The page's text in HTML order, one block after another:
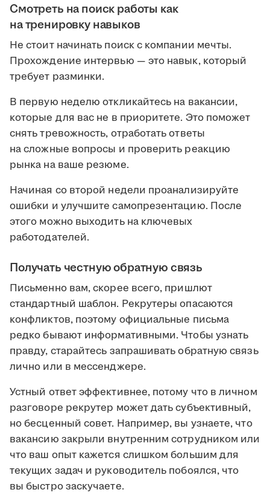
Смотреть на поиск работы как
на тренировку навыков
Не стоит начинать поиск с компании мечты.
Прохождение интервью — это навык, который
требует разминки.
В первую неделю откликайтесь на вакансии,
которые для вас не в приоритете. Это поможет
снять тревожность, отработать ответы
на сложные вопросы и проверить реакцию
рынка на ваше резюме.
Начиная со второй недели проанализируйте
ошибки и улучшите самопрезентацию. После
этого можно выходить на ключевых
работодателей.
Получать честную обратную связь
Письменно вам, скорее всего, пришлют
стандартный шаблон. Рекрутеры опасаются
конфликтов, поэтому официальные письма
редко бывают информативными. Чтобы узнать
правду, старайтесь запрашивать обратную связь
лично или в мессенджере.
Устный ответ эффективнее, потому что в личном
разговоре рекрутер может дать субъективный,
но бесценный совет. Например, вы узнаете, что
вакансию закрыли внутренним сотрудником или
что ваш опыт кажется слишком большим для
текущих задач и руководитель побоялся, что
вы быстро заскучаете.